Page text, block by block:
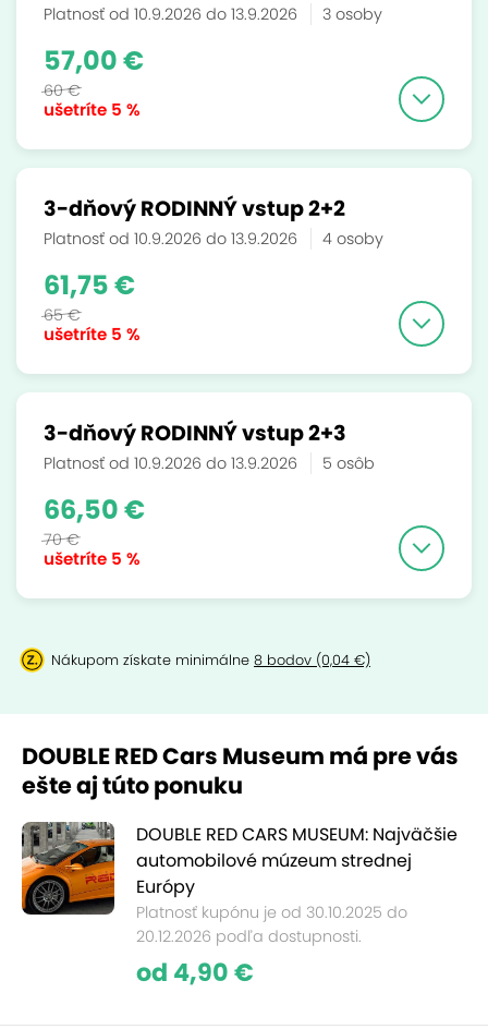
Platnosť od 10.9.2026 do 13.9.2026 3 osoby
ušetríte 5 %
57,00 €
60 €
3-dňový RODINNÝ vstup 2+2
Platnosť od 10.9.2026 do 13.9.2026 4 osoby
ušetríte 5 %
61,75 €
65 €
3-dňový RODINNÝ vstup 2+3
Platnosť od 10.9.2026 do 13.9.2026 5 osôb
ušetríte 5 %
66,50 €
70 €
Nákupom získate minimálne 8 bodov (0,04 €)
DOUBLE RED Cars Museum má pre vás
ešte aj túto ponuku
DOUBLE RED CARS MUSEUM: Najväčšie
automobilové múzeum strednej
Európy
Platnosť kupónu je od 30.10.2025 do
20.12.2026 podľa dostupnosti.
od 4,90 €